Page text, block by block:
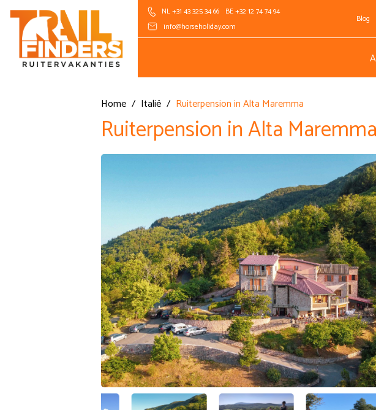
NL +31 43 325 34 66
BE +32 12 74 74 94
info@horseholiday.com
Blog
Home / Italië / Ruiterpension in Alta Maremma
Ruiterpension in Alta Maremma